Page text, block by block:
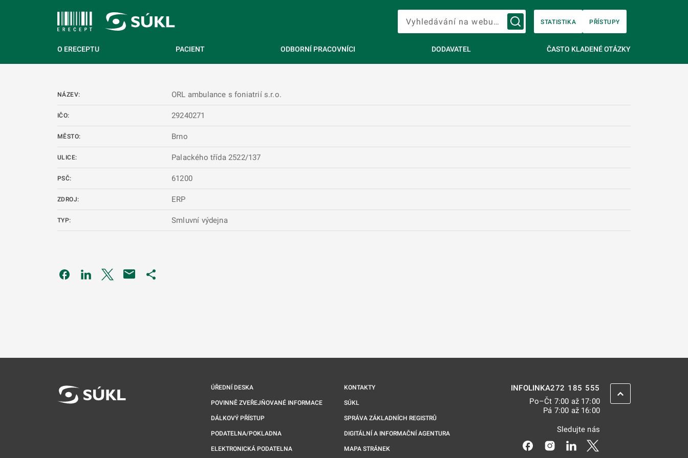
Vyhledávání na webu…
STATISTIKA PŘÍSTUPY
O ERECEPTU PACIENT ODBORNÍ PRACOVNÍCI DODAVATEL ČASTO KLADENÉ OTÁZKY
NÁZEV: ORL ambulance s foniatrií s.r.o.
IČO: 29240271
MĚSTO: Brno
ULICE: Palackého třída 2522/137
PSČ: 61200
ZDROJ: ERP
TYP: Smluvní výdejna
Odkaz se otevře na nové kartě
Odkaz se otevře na nové kartě
Odkaz se otevře na nové kartě
ÚŘEDNÍ DESKA
POVINNĚ ZVEŘEJŇOVANÉ INFORMACE
DÁLKOVÝ PŘÍSTUP
PODATELNA/POKLADNA
ELEKTRONICKÁ PODATELNA
KONTAKTY
SÚKL
SPRÁVA ZÁKLADNÍCH REGISTRŮ
DIGITÁLNÍ A INFORMAČNÍ AGENTURA
MAPA STRÁNEK
INFOLINKA272 185 555
Po–Čt 7:00 až 17:00
Pá 7:00 až 16:00
Sledujte nás
Odkaz se otevře na nové kartě
Odkaz se otevře na nové kartě
Odkaz se otevře na nové
ZPĚT NAHORU